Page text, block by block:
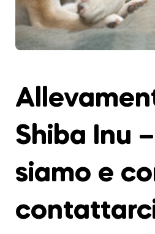
Shiba Inu
siamo e